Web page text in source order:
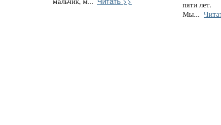
пяти лет.
Мы...